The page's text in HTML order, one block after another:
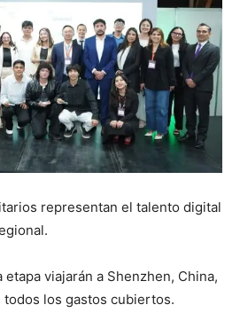
representan el talento digital
viajarán a Shenzhen, China,
todos los gastos cubiertos.